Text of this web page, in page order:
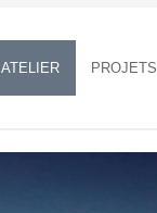
ATELIER PROJETS